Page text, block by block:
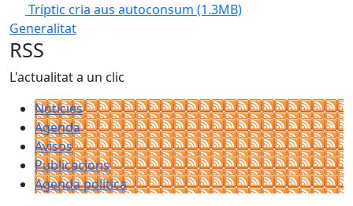
Tríptic cria aus autoconsum (1.3MB)
Generalitat
RSS
L'actualitat a un clic
Notícies
Agenda
Avisos
Publicacions
Agenda política